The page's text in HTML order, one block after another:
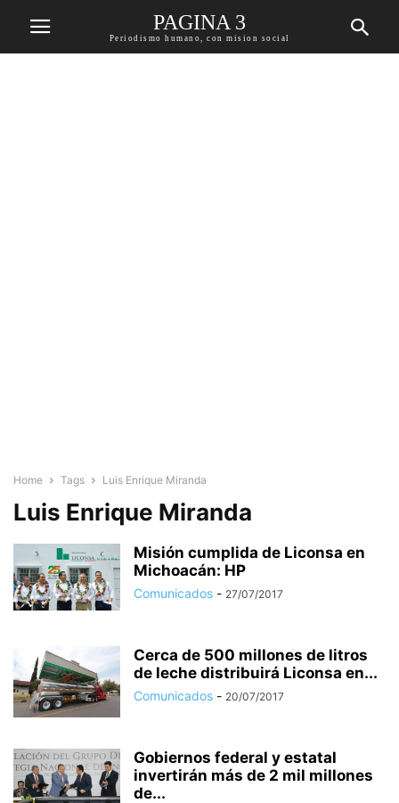
PAGINA 3
Periodismo humano, con mision social
Home Tags Luis Enrique Miranda
Luis Enrique Miranda
Misión cumplida de Liconsa en
Michoacán: HP
Comunicados - 27/07/2017
Cerca de 500 millones de litros
de leche distribuirá Liconsa en...
Comunicados - 20/07/2017
Gobiernos federal y estatal
invertirán más de 2 mil millones
de...